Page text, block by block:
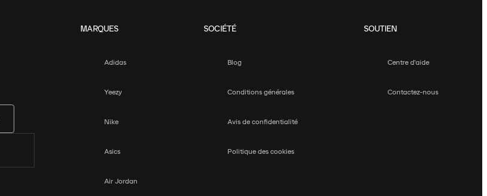
MARQUES
Adidas
Yeezy
Nike
Asics
Air Jordan
SOCIÉTÉ
Blog
Conditions générales
Avis de confidentialité
Politique des cookies
SOUTIEN
Centre d'aide
Contactez-nous